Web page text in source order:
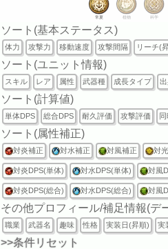
常夏 植物 科学
ソート(基本ステータス)
体力 攻撃力 移動速度 攻撃間隔 リーチ(
ソート(ユニット情報)
スキル レア 属性 武器種 成長タイプ
ソート(計算値)
単体DPS 総合DPS 耐久評価 攻撃評価
ソート(属性補正)
対炎補正 対水補正 対風補正 対
対炎DPS(単体) 対水DPS(単体) 対風
対炎DPS(総合) 対水DPS(総合) 対風
その他プロフィール/補足情報(デ
職業 武器名 趣味 性格 実装日(昇順) 実
>>条件リセット